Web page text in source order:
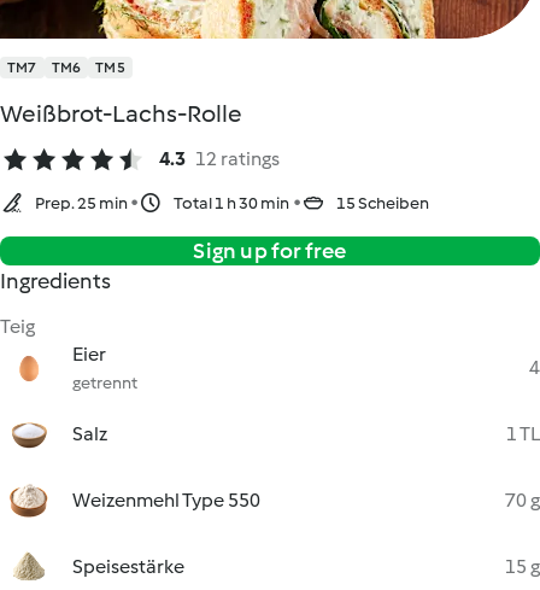
TM7 TM6 TM5
Weißbrot-Lachs-Rolle
4.3 12 ratings
Prep. 25 min Total 1 h 30 min 15 Scheiben
Sign up for free
Ingredients
Teig
Eier
getrennt
4
Salz 1 TL
Weizenmehl Type 550 70 g
Speisestärke 15 g